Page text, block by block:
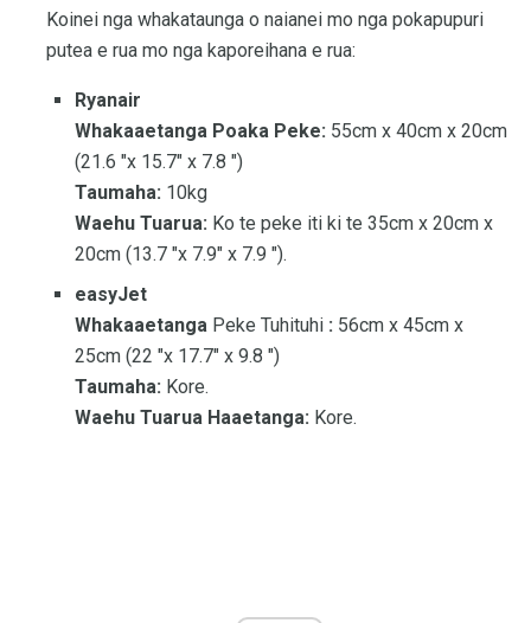
Koinei nga whakataunga o naianei mo nga pokapupuri
putea e rua mo nga kaporeihana e rua:
Ryanair
Whakaaetanga Poaka Peke: 55cm x 40cm x 20cm
(21.6 "x 15.7" x 7.8 ")
Taumaha: 10kg
Waehu Tuarua: Ko te peke iti ki te 35cm x 20cm x
20cm (13.7 "x 7.9" x 7.9 ").
easyJet
Whakaaetanga Peke Tuhituhi : 56cm x 45cm x
25cm (22 "x 17.7" x 9.8 ")
Taumaha: Kore.
Waehu Tuarua Haaetanga: Kore.